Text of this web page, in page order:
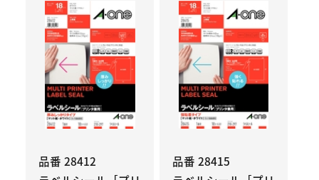
品番 28412
品番 28415